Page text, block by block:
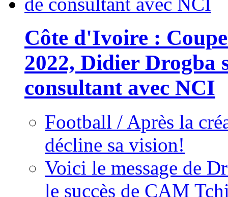
Côte d'Ivoire :
2022, Didier Drogba
consultant avec NCI
Football / Après la
décline sa vision!
Voici le message de
le succès de CAM